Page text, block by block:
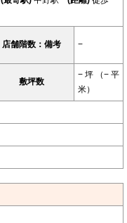
店舗階数：備考 −
敷坪数
− 坪 （− 平
米）